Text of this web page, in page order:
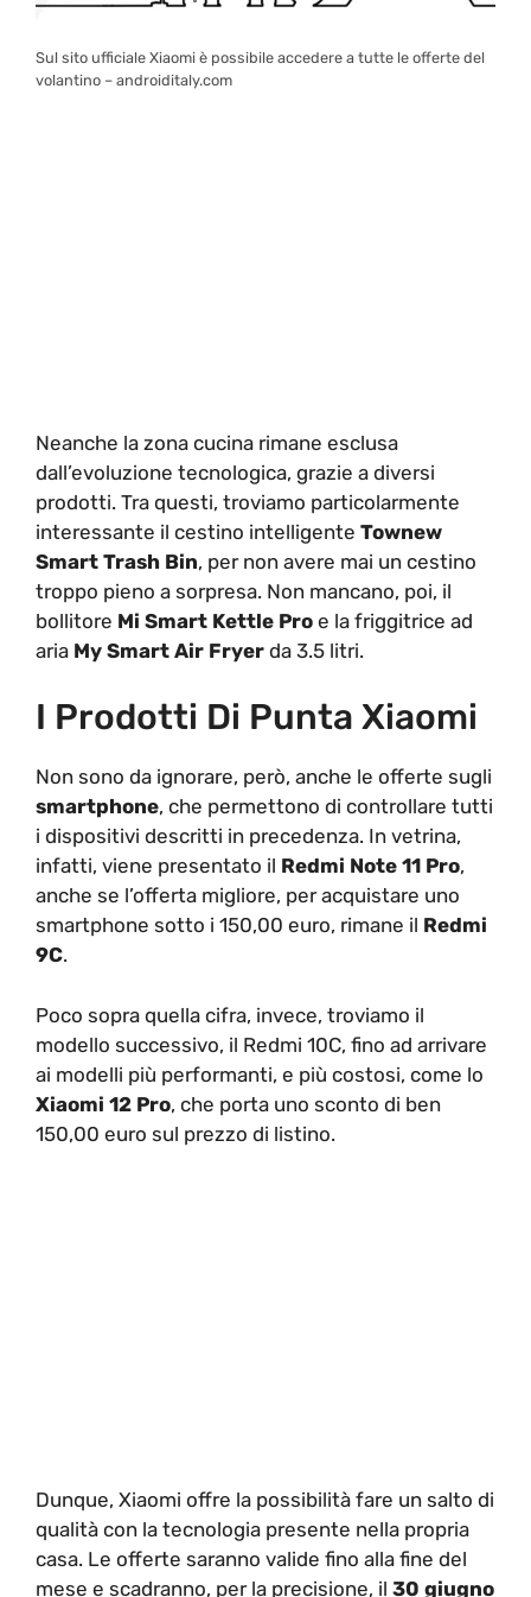
Sul sito ufficiale Xiaomi è possibile accedere a tutte le offerte del
volantino – androiditaly.com
Neanche la zona cucina rimane esclusa
dall’evoluzione tecnologica, grazie a diversi
prodotti. Tra questi, troviamo particolarmente
interessante il cestino intelligente Townew
Smart Trash Bin, per non avere mai un cestino
troppo pieno a sorpresa. Non mancano, poi, il
bollitore Mi Smart Kettle Pro e la friggitrice ad
aria My Smart Air Fryer da 3.5 litri.
I Prodotti Di Punta Xiaomi
Non sono da ignorare, però, anche le offerte sugli
smartphone, che permettono di controllare tutti
i dispositivi descritti in precedenza. In vetrina,
infatti, viene presentato il Redmi Note 11 Pro,
anche se l’offerta migliore, per acquistare uno
smartphone sotto i 150,00 euro, rimane il Redmi
9C.
Poco sopra quella cifra, invece, troviamo il
modello successivo, il Redmi 10C, fino ad arrivare
ai modelli più performanti, e più costosi, come lo
Xiaomi 12 Pro, che porta uno sconto di ben
150,00 euro sul prezzo di listino.
Dunque, Xiaomi offre la possibilità fare un salto di
qualità con la tecnologia presente nella propria
casa. Le offerte saranno valide fino alla fine del
mese e scadranno, per la precisione, il 30 giugno